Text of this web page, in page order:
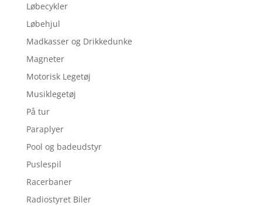
Løbecykler
Løbehjul
Madkasser og Drikkedunke
Magneter
Motorisk Legetøj
Musiklegetøj
På tur
Paraplyer
Pool og badeudstyr
Puslespil
Racerbaner
Radiostyret Biler